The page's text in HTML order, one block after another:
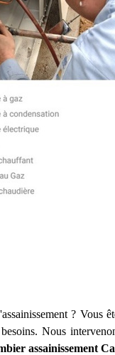
? Vous
Nous
assainissement